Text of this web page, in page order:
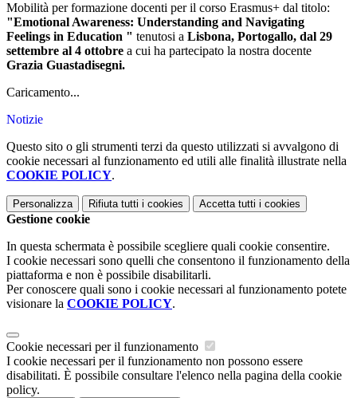
Mobilità per formazione docenti per il corso Erasmus+ dal titolo:
"Emotional Awareness: Understanding and Navigating
Feelings in Education " tenutosi a Lisbona, Portogallo, dal 29
settembre al 4 ottobre a cui ha partecipato la nostra docente
Grazia Guastadisegni.
Caricamento...
Notizie
Questo sito o gli strumenti terzi da questo utilizzati si avvalgono di
cookie necessari al funzionamento ed utili alle finalità illustrate nella
COOKIE POLICY.
Personalizza Rifiuta tutti i cookies Accetta tutti i cookies
Gestione cookie
In questa schermata è possibile scegliere quali cookie consentire.
I cookie necessari sono quelli che consentono il funzionamento della
piattaforma e non è possibile disabilitarli.
Per conoscere quali sono i cookie necessari al funzionamento potete
visionare la COOKIE POLICY.
Cookie necessari per il funzionamento
I cookie necessari per il funzionamento non possono essere
disabilitati. È possibile consultare l'elenco nella pagina della cookie
policy.